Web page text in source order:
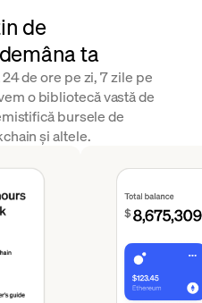
de
ta
de ore pe zi, 7 zile pe
o bibliotecă vastă de
bursele de
și altele.